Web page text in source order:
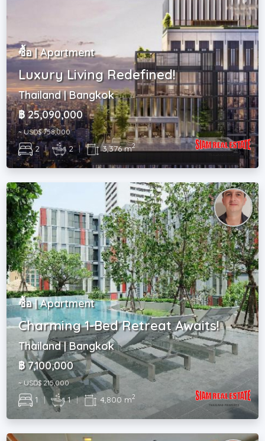
ซื้อ | Apartment
Luxury Living Redefined!
Thailand | Bangkok
฿ 25,090,000
~ USD$ 758,000
2 | 2 | 3,376 m2
ซื้อ | Apartment
Charming 1-Bed Retreat Awaits!
Thailand | Bangkok
฿ 7,100,000
~ USD$ 215,000
1 | 1 | 4,800 m2